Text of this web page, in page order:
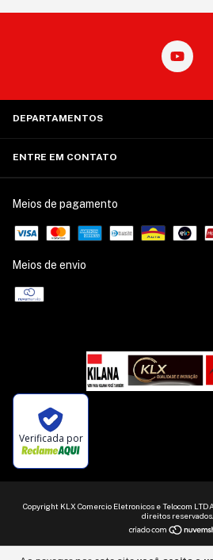
DEPARTAMENTOS
ENTRE EM CONTATO
Meios de pagamento
Meios de envio
Verificada por
Copyright KLX Comercio Eletronicos e Telocom LTDA
direitos reservados.